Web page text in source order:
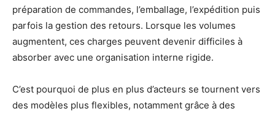
préparation de commandes, l’emballage, l’expédition puis
parfois la gestion des retours. Lorsque les volumes
augmentent, ces charges peuvent devenir difficiles à
absorber avec une organisation interne rigide.
C’est pourquoi de plus en plus d’acteurs se tournent vers
des modèles plus flexibles, notamment grâce à des